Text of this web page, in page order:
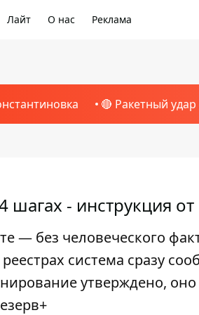
Лайт О нас Реклама
🔴 Ракетный удар
шагах - инструкция
— без человеческого
система сразу
утверждено, оно